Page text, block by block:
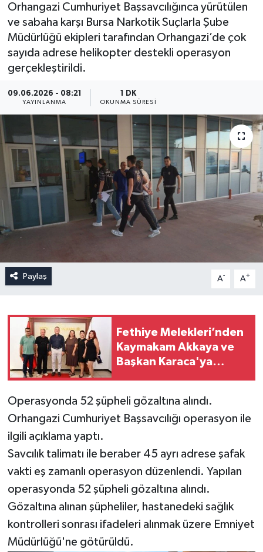
Orhangazi Cumhuriyet Başsavcılığınca yürütülen
ve sabaha karşı Bursa Narkotik Suçlarla Şube
Müdürlüğü ekipleri tarafından Orhangazi’de çok
sayıda adrese helikopter destekli operasyon
gerçekleştirildi.
09.06.2026 - 08:21
YAYINLANMA
1 DK
OKUNMA SÜRESI
Paylaş A- A+
Fethiye Melekleri’nden
Kaymakam Akkaya ve
Başkan Karaca'ya
Operasyonda 52 şüpheli gözaltına alındı.
Orhangazi Cumhuriyet Başsavcılığı operasyon ile
ilgili açıklama yaptı.
Savcılık talimatı ile beraber 45 ayrı adrese şafak
vakti eş zamanlı operasyon düzenlendi. Yapılan
operasyonda 52 şüpheli gözaltına alındı.
Gözaltına alınan şüpheliler, hastanedeki sağlık
kontrolleri sonrası ifadeleri alınmak üzere Emniyet
Müdürlüğü'ne götürüldü.
Haber Arşivi